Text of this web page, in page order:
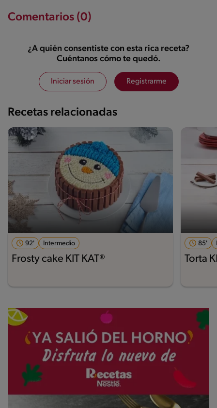
Comentarios (0)
¿A quién consentiste con esta rica receta?
Cuéntanos cómo te quedó.
Iniciar sesión Registrarme
Recetas relacionadas
92' Intermedio
Frosty cake KIT KAT®
85'
Torta